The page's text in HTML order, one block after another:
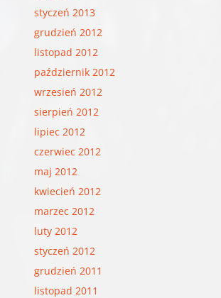
styczeń 2013
grudzień 2012
listopad 2012
październik 2012
wrzesień 2012
sierpień 2012
lipiec 2012
czerwiec 2012
maj 2012
kwiecień 2012
marzec 2012
luty 2012
styczeń 2012
grudzień 2011
listopad 2011